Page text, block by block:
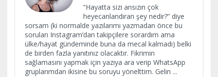
“Hayatta sizi ansızın çok
heyecanlandıran şey nedir?” diye
sorsam (ki normalde yazılarımı yazmadan önce bu
soruları Instagram’dan takipçilere sorardım ama
ülke/hayat gündeminde buna da mecal kalmadı) belki
de birden fazla yanıtınız olacaktır. Fikrimin
sağlamasını yapmak için yazıya ara verip WhatsApp
gruplarımdan ikisine bu soruyu yönelttim. Gelin ...